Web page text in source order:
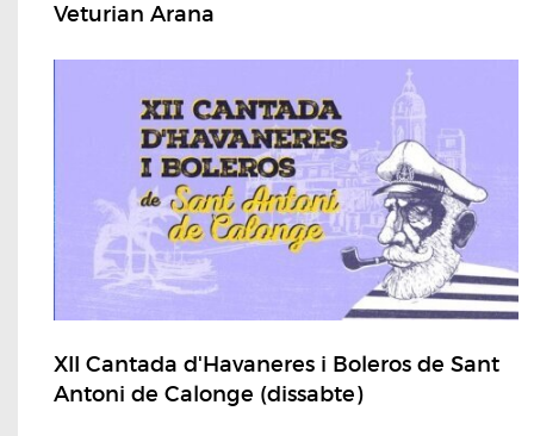
Veturian Arana
XII Cantada d'Havaneres i Boleros de Sant
Antoni de Calonge (dissabte)